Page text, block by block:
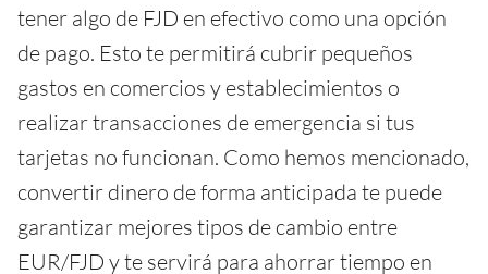
tener algo de FJD en efectivo como una opción
de pago. Esto te permitirá cubrir pequeños
gastos en comercios y establecimientos o
realizar transacciones de emergencia si tus
tarjetas no funcionan. Como hemos mencionado,
convertir dinero de forma anticipada te puede
garantizar mejores tipos de cambio entre
EUR/FJD y te servirá para ahorrar tiempo en